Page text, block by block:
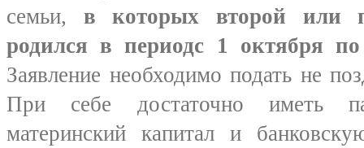
семьи, в которых второй или
родился в периодс 1 октября
Заявление необходимо подать не
При себе достаточно иметь
материнский капитал и